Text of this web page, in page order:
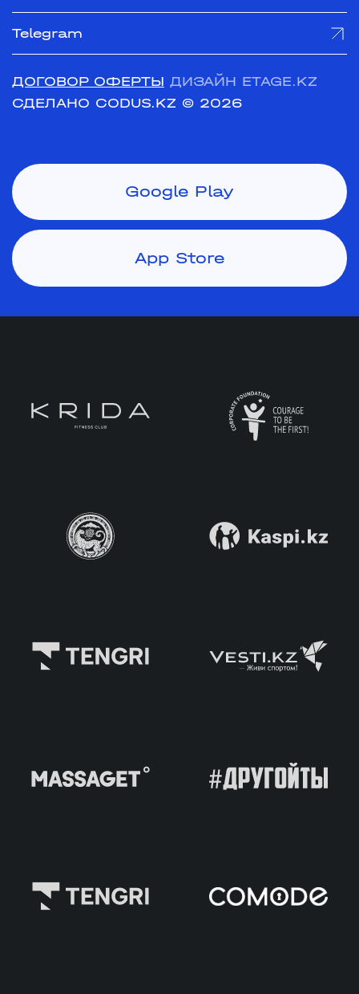
Telegram
ДОГОВОР ОФЕРТЫ ДИЗАЙН ETAGE.KZ
СДЕЛАНО CODUS.KZ © 2026
Google Play
App Store